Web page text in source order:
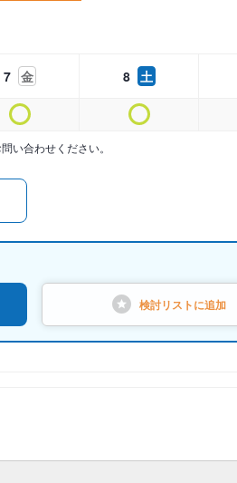
7 金 8 土
い合わせください。
検討リストに追加